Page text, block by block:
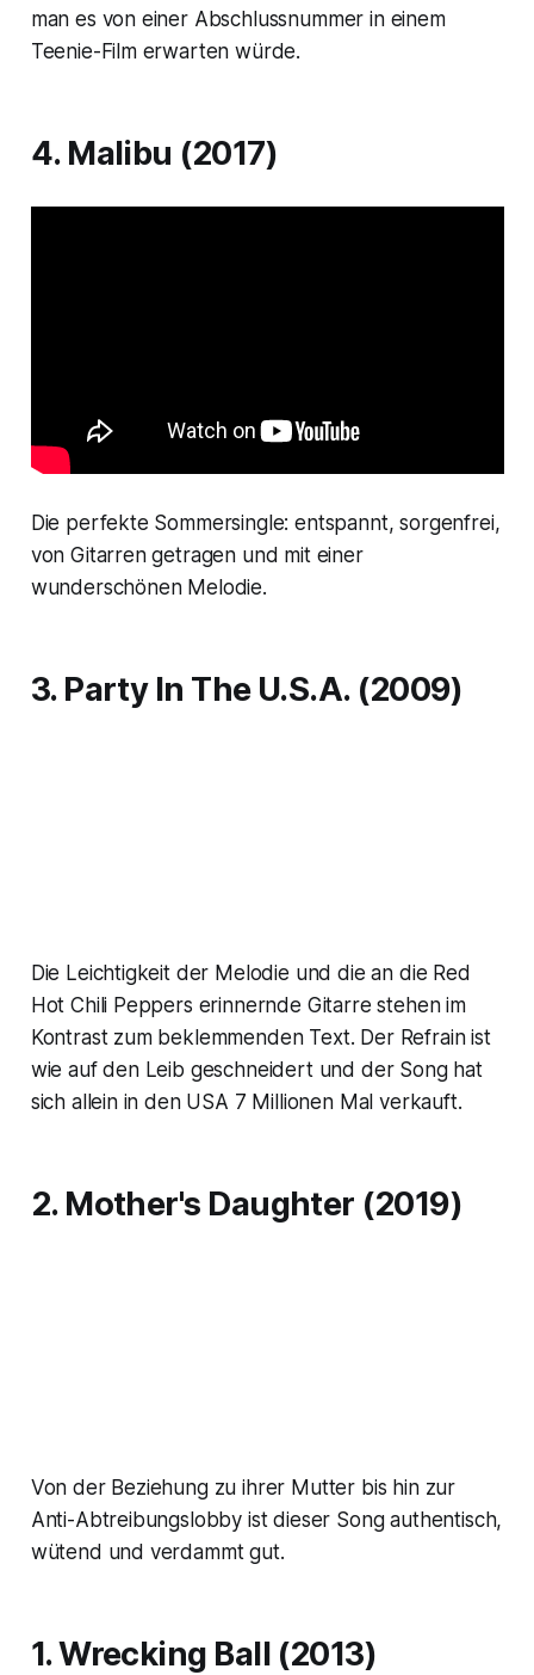
man es von einer Abschlussnummer in einem
Teenie-Film erwarten würde.
4. Malibu (2017)
Die perfekte Sommersingle: entspannt, sorgenfrei,
von Gitarren getragen und mit einer
wunderschönen Melodie.
3. Party In The U.S.A. (2009)
Die Leichtigkeit der Melodie und die an die Red
Hot Chili Peppers erinnernde Gitarre stehen im
Kontrast zum beklemmenden Text. Der Refrain ist
wie auf den Leib geschneidert und der Song hat
sich allein in den USA 7 Millionen Mal verkauft.
2. Mother's Daughter (2019)
Von der Beziehung zu ihrer Mutter bis hin zur
Anti-Abtreibungslobby ist dieser Song authentisch,
wütend und verdammt gut.
1. Wrecking Ball (2013)